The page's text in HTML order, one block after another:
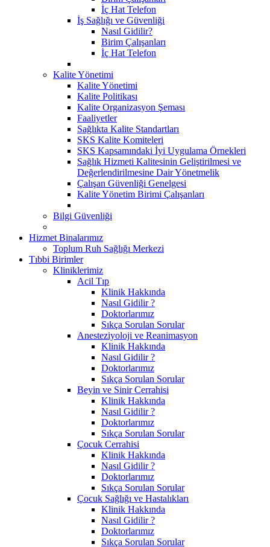
İç Hat Telefon
İş Sağlığı ve Güvenliği
Nasıl Gidilir?
Birim Çalışanları
İç Hat Telefon
Kalite Yönetimi
Kalite Yönetimi
Kalite Politikası
Kalite Organizasyon Şeması
Faaliyetler
Sağlıkta Kalite Standartları
SKS Kalite Komiteleri
SKS Kapsamındaki İyi Uygulama Örnekleri
Sağlık Hizmeti Kalitesinin Geliştirilmesi ve
Değerlendirilmesine Dair Yönetmelik
Çalışan Güvenliği Genelgesi
Kalite Yönetim Birimi Çalışanları
Bilgi Güvenliği
Hizmet Binalarımız
Toplum Ruh Sağlığı Merkezi
Tıbbi Birimler
Kliniklerimiz
Acil Tıp
Klinik Hakkında
Nasıl Gidilir ?
Doktorlarımız
Sıkça Sorulan Sorular
Anesteziyoloji ve Reanimasyon
Klinik Hakkında
Nasıl Gidilir ?
Doktorlarımız
Sıkça Sorulan Sorular
Beyin ve Sinir Cerrahisi
Klinik Hakkında
Nasıl Gidilir ?
Doktorlarımız
Sıkça Sorulan Sorular
Çocuk Cerrahisi
Klinik Hakkında
Nasıl Gidilir ?
Doktorlarımız
Sıkça Sorulan Sorular
Çocuk Sağlığı ve Hastalıkları
Klinik Hakkında
Nasıl Gidilir ?
Doktorlarımız
Sıkça Sorulan Sorular